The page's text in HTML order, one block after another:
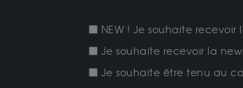
NEW ! Je souhaite
Je souhaite recevoir la
Je souhaite être tenu au